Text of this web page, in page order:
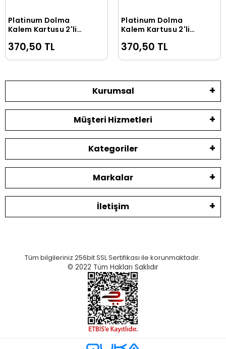
Sepete Ekle
Platinum Dolma
Kalem Kartuşu 2'li
370,50 TL
Sepete Ekle
Platinum Dolma
Kalem Kartuşu 2'li
370,50 TL
Kurumsal
Müşteri Hizmetleri
Kategoriler
Markalar
İletişim
Tüm bilgileriniz 256bit SSL Sertifikası ile korunmaktadır.
© 2022 Tüm Hakları Saklıdır